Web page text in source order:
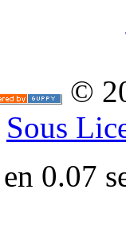
©
Sous
0.07